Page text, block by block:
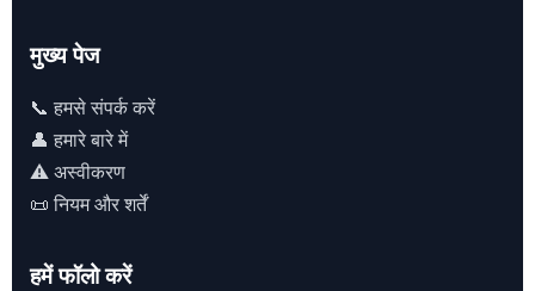
मुख्य पेज
📞 हमसे संपर्क करें
👤 हमारे बारे में
⚠️ अस्वीकरण
📜 नियम और शर्तें
हमें फॉलो करें